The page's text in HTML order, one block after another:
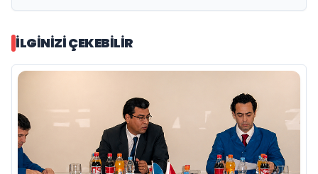
İLGINIZI ÇEKEBILIR